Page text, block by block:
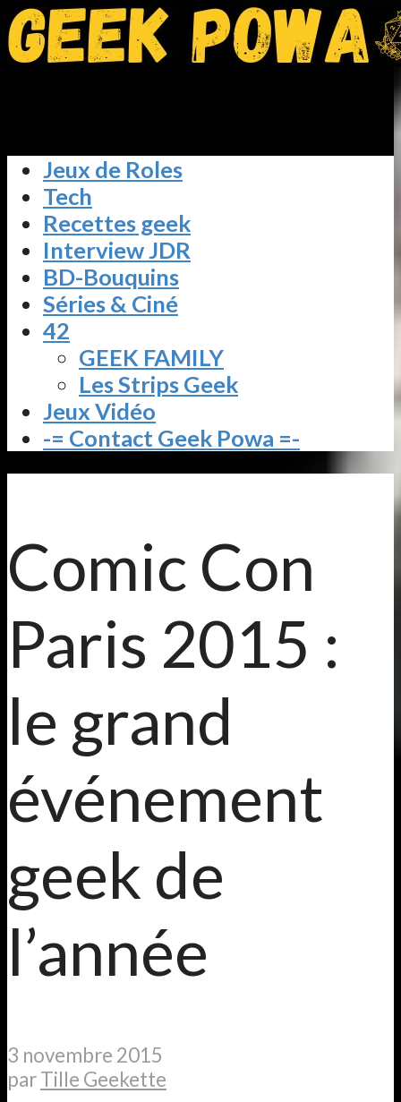
Jeux de Roles
Tech
Recettes geek
Interview JDR
BD-Bouquins
Séries & Ciné
42
GEEK FAMILY
Les Strips Geek
Jeux Vidéo
-= Contact Geek Powa =-
Comic Con
Paris 2015 :
le grand
événement
geek de
l’année
3 novembre 2015
parTille Geekette